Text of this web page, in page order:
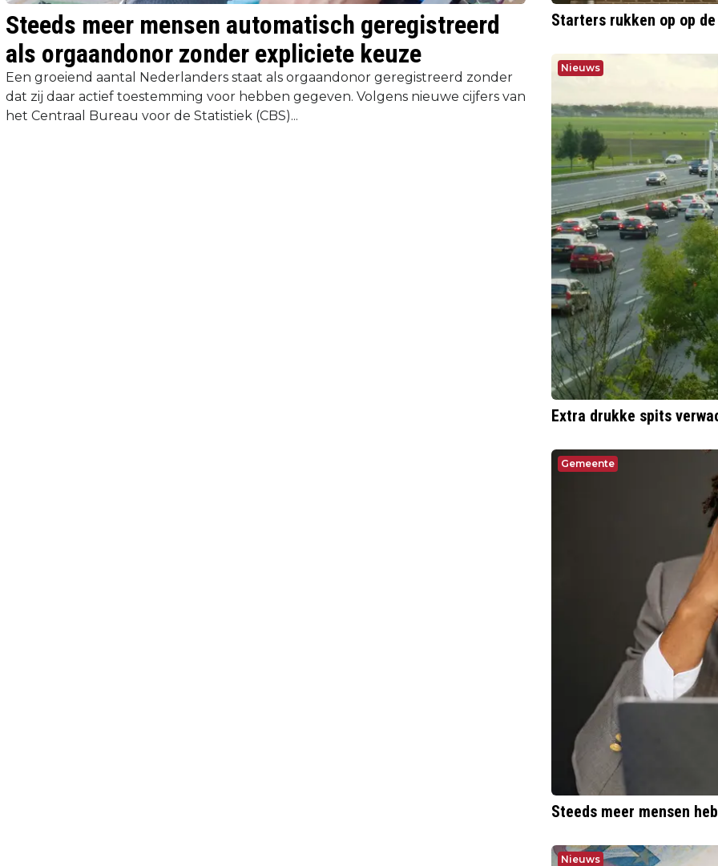
Steeds meer mensen automatisch geregistreerd
als orgaandonor zonder expliciete keuze
Een groeiend aantal Nederlanders staat als orgaandonor geregistreerd zonder
dat zij daar actief toestemming voor hebben gegeven. Volgens nieuwe cijfers van
het Centraal Bureau voor de Statistiek (CBS)...
Starters rukken op op
Nieuws
Extra drukke spits
Gemeente
Steeds meer mensen
Nieuws